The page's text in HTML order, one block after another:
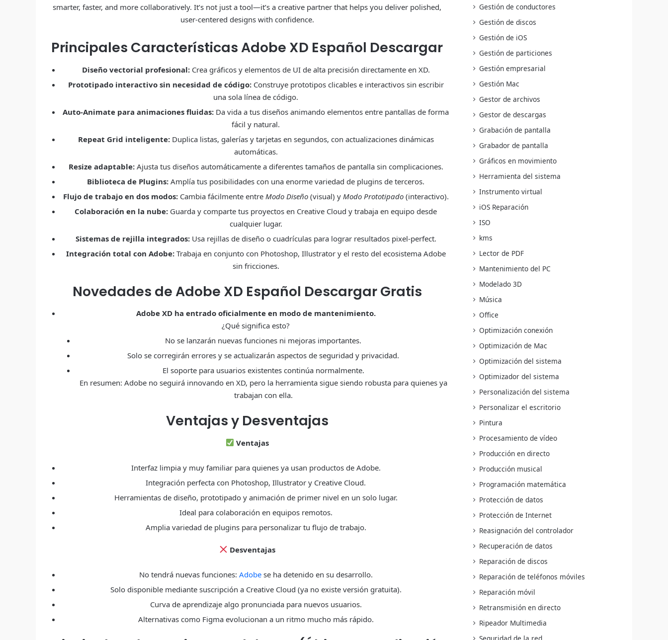
smarter, faster, and more collaboratively. It’s not just a tool—it’s a creative partner that helps you deliver polished,
user-centered designs with confidence.
Principales CaracterísticasAdobe XD Español Descargar
Diseño vectorial profesional:Crea gráficos y elementos de UI de alta precisión directamente en XD.
Prototipado interactivo sin necesidad de código:Construye prototipos clicables e interactivos sin escribir
una sola línea de código.
Auto-Animate para animaciones fluidas: Da vida a tus diseños animando elementos entre pantallas de forma
fácil y natural.
Repeat Grid inteligente:Duplica listas, galerías y tarjetas en segundos, con actualizaciones dinámicas
automáticas.
Resize adaptable:Ajusta tus diseños automáticamente a diferentes tamaños de pantalla sin complicaciones.
Biblioteca de Plugins: Amplía tus posibilidades con una enorme variedad de plugins de terceros.
Flujo de trabajo en dos modos:Cambia fácilmente entre Modo Diseño(visual) y Modo Prototipado(interactivo).
Colaboración en la nube: Guarda y comparte tus proyectos en Creative Cloud y trabaja en equipo desde
cualquier lugar.
Sistemas de rejilla integrados:Usa rejillas de diseño o cuadrículas para lograr resultados pixel-perfect.
Integración total con Adobe:Trabaja en conjunto con Photoshop, Illustrator y el resto del ecosistema Adobe
sin fricciones.
Novedades de Adobe XD Español Descargar Gratis
Adobe XD ha entrado oficialmente en modo de mantenimiento.
¿Qué significa esto?
No se lanzarán nuevas funciones ni mejoras importantes.
Solo se corregirán errores y se actualizarán aspectos de seguridad y privacidad.
El soporte para usuarios existentes continúa normalmente.
En resumen: Adobe no seguirá innovando en XD, pero la herramienta sigue siendo robusta para quienes ya
trabajan con ella.
Ventajas y Desventajas
Ventajas
Interfaz limpia y muy familiar para quienes ya usan productos de Adobe.
Integración perfecta con Photoshop, Illustrator y Creative Cloud.
Herramientas de diseño, prototipado y animación de primer nivel en un solo lugar.
Ideal para colaboración en equipos remotos.
Amplia variedad de plugins para personalizar tu flujo de trabajo.
Desventajas
No tendrá nuevas funciones: Adobese ha detenido en su desarrollo.
Solo disponible mediante suscripción a Creative Cloud (ya no existe versión gratuita).
Curva de aprendizaje algo pronunciada para nuevos usuarios.
Alternativas como Figma evolucionan a un ritmo mucho más rápido.
Gestión de conductores
Gestión de discos
Gestión de iOS
Gestión de particiones
Gestión empresarial
Gestión Mac
Gestor de archivos
Gestor de descargas
Grabación de pantalla
Grabador de pantalla
Gráficos en movimiento
Herramienta del sistema
Instrumento virtual
iOS Reparación
ISO
kms
Lector de PDF
Mantenimiento del PC
Modelado 3D
Música
Office
Optimización conexión
Optimización de Mac
Optimización del sistema
Optimizador del sistema
Personalización del sistema
Personalizar el escritorio
Pintura
Procesamiento de vídeo
Producción en directo
Producción musical
Programación matemática
Protección de datos
Protección de Internet
Reasignación del controlador
Recuperación de datos
Reparación de discos
Reparación de teléfonos móviles
Reparación móvil
Retransmisión en directo
Ripeador Multimedia